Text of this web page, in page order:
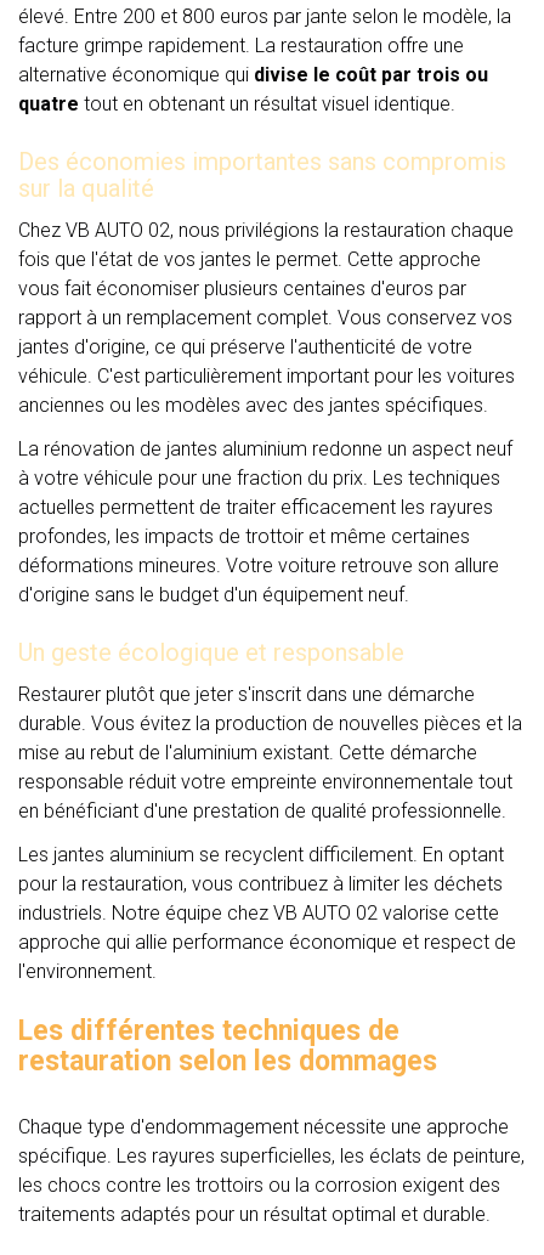
élevé. Entre 200 et 800 euros par jante selon le modèle, la
facture grimpe rapidement. La restauration offre une
alternative économique qui divise le coût par trois ou
quatre tout en obtenant un résultat visuel identique.
Des économies importantes sans compromis
sur la qualité
Chez VB AUTO 02, nous privilégions la restauration chaque
fois que l'état de vos jantes le permet. Cette approche
vous fait économiser plusieurs centaines d'euros par
rapport à un remplacement complet. Vous conservez vos
jantes d'origine, ce qui préserve l'authenticité de votre
véhicule. C'est particulièrement important pour les voitures
anciennes ou les modèles avec des jantes spécifiques.
La rénovation de jantes aluminium redonne un aspect neuf
à votre véhicule pour une fraction du prix. Les techniques
actuelles permettent de traiter efficacement les rayures
profondes, les impacts de trottoir et même certaines
déformations mineures. Votre voiture retrouve son allure
d'origine sans le budget d'un équipement neuf.
Un geste écologique et responsable
Restaurer plutôt que jeter s'inscrit dans une démarche
durable. Vous évitez la production de nouvelles pièces et la
mise au rebut de l'aluminium existant. Cette démarche
responsable réduit votre empreinte environnementale tout
en bénéficiant d'une prestation de qualité professionnelle.
Les jantes aluminium se recyclent difficilement. En optant
pour la restauration, vous contribuez à limiter les déchets
industriels. Notre équipe chez VB AUTO 02 valorise cette
approche qui allie performance économique et respect de
l'environnement.
Les différentes techniques de
restauration selon les dommages
Chaque type d'endommagement nécessite une approche
spécifique. Les rayures superficielles, les éclats de peinture,
les chocs contre les trottoirs ou la corrosion exigent des
traitements adaptés pour un résultat optimal et durable.